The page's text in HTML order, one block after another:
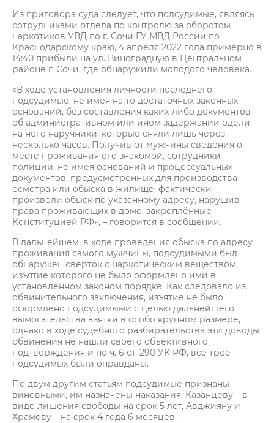
Из приговора суда следует, что подсудимые, являясь
сотрудниками отдела по контролю за оборотом
наркотиков УВД по г. Сочи ГУ МВД России по
Краснодарскому краю, 4 апреля 2022 года примерно в
14:40 прибыли на ул. Виноградную в Центральном
районе г. Сочи, где обнаружили молодого человека.
«В ходе установления личности последнего
подсудимые, не имея на то достаточных законных
оснований, без составления каких-либо документов
об административном или ином задержании одели
на него наручники, которые сняли лишь через
несколько часов. Получив от мужчины сведения о
месте проживания его знакомой, сотрудники
полиции, не имея оснований и процессуальных
документов, предусмотренных для производства
осмотра или обыска в жилище, фактически
произвели обыск по указанному адресу, нарушив
права проживающих в доме, закреплённые
Конституцией РФ», – говорится в сообщении.
В дальнейшем, в ходе проведения обыска по адресу
проживания самого мужчины, подсудимыми был
обнаружен свёрток с наркотическим веществом,
изъятие которого не было оформлено ими в
установленном законом порядке. Как следовало из
обвинительного заключения, изъятие не было
оформлено подсудимыми с целью дальнейшего
вымогательства взятки в особо крупном размере,
однако в ходе судебного разбирательства эти доводы
обвинения не нашли своего объективного
подтверждения и по ч. 6 ст. 290 УК РФ, все трое
подсудимых были оправданы.
По двум другим статьям подсудимые признаны
виновными, им назначены наказания: Казанцеву – в
виде лишения свободы на срок 5 лет, Авджияну и
Храмову – на срок 4 года 6 месяцев.